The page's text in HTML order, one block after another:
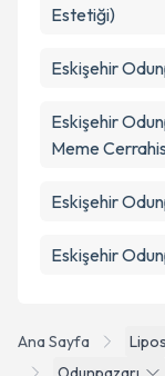
Ana Sayfa
Estetiği)
Eskişehir
Eskişehir
Meme
Eskişehir
Eskişehir